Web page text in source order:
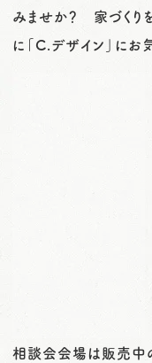
みませか？ 家づくり
に「C.デザイン」にお
相談会会場は販売中